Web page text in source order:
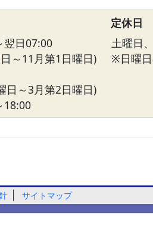
定休日
翌日07:00
～11月第1日曜日)
日～3月第2日曜日)
18:00
土曜日
※日曜
サイトマップ